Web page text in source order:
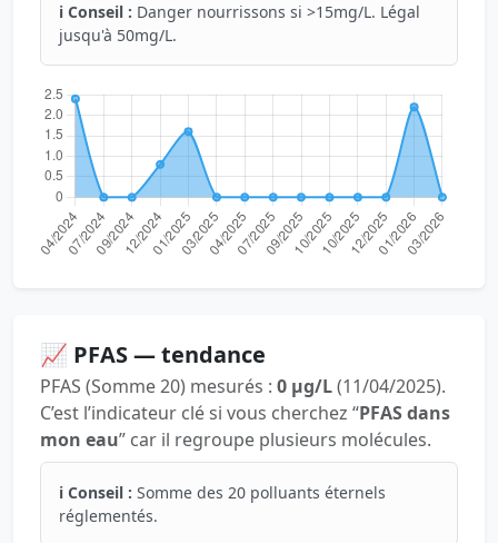
ℹ️ Conseil : Danger nourrissons si >15mg/L. Légal
jusqu'à 50mg/L.
📈 PFAS — tendance
PFAS (Somme 20) mesurés : 0 µg/L(11/04/2025).
C’est l’indicateur clé si vous cherchez “PFAS dans
mon eau” car il regroupe plusieurs molécules.
ℹ️ Conseil : Somme des 20 polluants éternels
réglementés.